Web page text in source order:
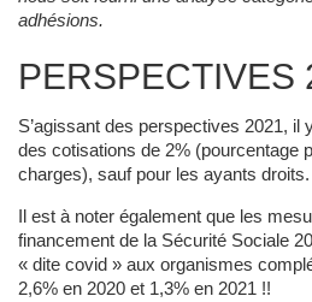
adhésions.
PERSPECTIVES
S’agissant des perspectives 2021, il
des cotisations de 2% (pourcentage
charges), sauf pour les ayants droits.
Il est à noter également que les
financement de la Sécurité Sociale
« dite covid » aux organismes
2,6% en 2020 et 1,3% en 2021 !!